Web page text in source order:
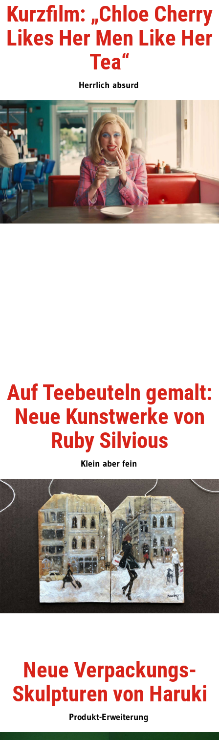
Kurzfilm: „Chloe Cherry
Likes Her Men Like Her
Tea“
Herrlich absurd
Auf Teebeuteln gemalt:
Neue Kunstwerke von
Ruby Silvious
Klein aber fein
Neue Verpackungs-
Skulpturen von Haruki
Produkt-Erweiterung